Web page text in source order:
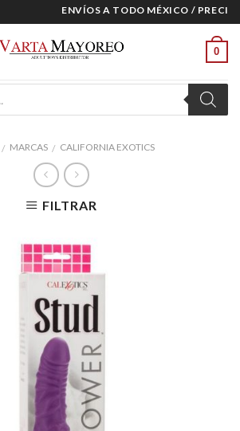
ENVÍOS A TODO MÉXICO / PRECIOS
0
/ MARCAS / CALIFORNIA EXOTICS
FILTRAR